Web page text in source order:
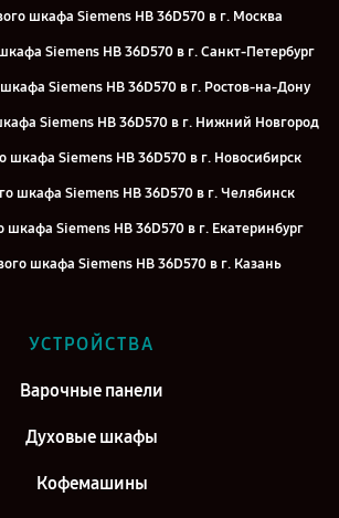
шкафа Siemens HB 36D570 в г. Москва
Siemens HB 36D570 в г. Санкт-Петербург
Siemens HB 36D570 в г. Ростов-на-Дону
Siemens HB 36D570 в г. Нижний Новгород
шкафа Siemens HB 36D570 в г. Новосибирск
шкафа Siemens HB 36D570 в г. Челябинск
шкафа Siemens HB 36D570 в г. Екатеринбург
шкафа Siemens HB 36D570 в г. Казань
шкафа Siemens HB 36D570 в г. Саратов
шкафа Siemens HB 36D570 в г. Киров
УСТРОЙСТВА
Варочные панели
Духовые шкафы
Кофемашины